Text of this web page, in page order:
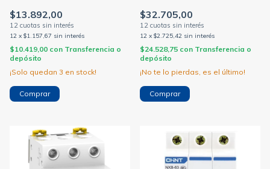
$13.892,00
12 x $1.157,67 sin interés
$10.419,00 con Transferencia o
depósito
¡Solo quedan 3 en stock!
Comprar
10/16/20/25/32/40/50/63A
(ABB)
$32.705,00
12 x $2.725,42 sin interés
$24.528,75 con Transferencia o
depósito
¡No te lo pierdas, es el último!
Comprar